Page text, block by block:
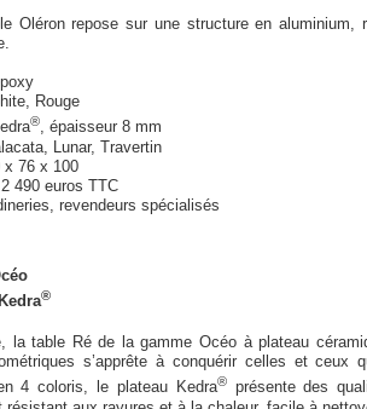
Oléron repose sur une structure en aluminium,
Rouge
®, épaisseur 8 mm
Lunar, Travertin
x 76 x 100
490 euros TTC
revendeurs spécialisés
®
la table Ré de la gamme Océo à plateau
s’apprête à conquérir celles et ceux
4 coloris, le plateau Kedra®présente des